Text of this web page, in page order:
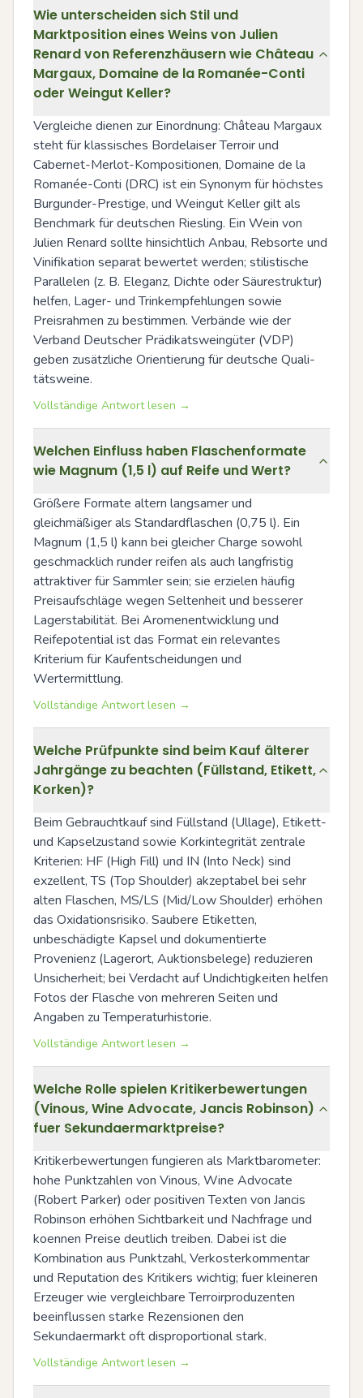
Wie unterscheiden sich Stil und
Marktposition eines Weins von Julien
Renard von Referenzhäusern wie Château
Margaux, Domaine de la Romanée-Conti
oder Weingut Keller?
Vergleiche dienen zur Einordnung: Château Margaux
steht für klassisches Bordelaiser Terroir und
Cabernet-Merlot-Kompositionen, Domaine de la
Romanée-Conti (DRC) ist ein Synonym für höchstes
Burgunder-Prestige, und Weingut Keller gilt als
Benchmark für deutschen Riesling. Ein Wein von
Julien Renard sollte hinsichtlich Anbau, Rebsorte und
Vinifikation separat bewertet werden; stilistische
Parallelen (z. B. Eleganz, Dichte oder Säurestruktur)
helfen, Lager- und Trinkempfehlungen sowie
Preisrahmen zu bestimmen. Verbände wie der
Verband Deutscher Prädikatsweingüter (VDP)
geben zusätzliche Orientierung für deutsche Quali­
tätsweine.
Vollständige Antwort lesen →
Welchen Einfluss haben Flaschenformate
wie Magnum (1,5 l) auf Reife und Wert?
Größere Formate altern langsamer und
gleichmäßiger als Standardflaschen (0,75 l). Ein
Magnum (1,5 l) kann bei gleicher Charge sowohl
geschmacklich runder reifen als auch langfristig
attraktiver für Sammler sein; sie erzielen häufig
Preisaufschläge wegen Seltenheit und besserer
Lagerstabilität. Bei Aromenentwicklung und
Reifepotential ist das Format ein relevantes
Kriterium für Kaufentscheidungen und
Wertermittlung.
Vollständige Antwort lesen →
Welche Prüfpunkte sind beim Kauf älterer
Jahrgänge zu beachten (Füllstand, Etikett,
Korken)?
Beim Gebrauchtkauf sind Füllstand (Ullage), Etikett-
und Kapselzustand sowie Korkintegrität zentrale
Kriterien: HF (High Fill) und IN (Into Neck) sind
exzellent, TS (Top Shoulder) akzeptabel bei sehr
alten Flaschen, MS/LS (Mid/Low Shoulder) erhöhen
das Oxidationsrisiko. Saubere Etiketten,
unbeschädigte Kapsel und dokumentierte
Provenienz (Lagerort, Auktionsbelege) reduzieren
Unsicherheit; bei Verdacht auf Undichtigkeiten helfen
Fotos der Flasche von mehreren Seiten und
Angaben zu Temperaturhistorie.
Vollständige Antwort lesen →
Welche Rolle spielen Kritikerbewertungen
(Vinous, Wine Advocate, Jancis Robinson)
fuer Sekundaermarktpreise?
Kritikerbewertungen fungieren als Marktbarometer:
hohe Punktzahlen von Vinous, Wine Advocate
(Robert Parker) oder positiven Texten von Jancis
Robinson erhöhen Sichtbarkeit und Nachfrage und
koennen Preise deutlich treiben. Dabei ist die
Kombination aus Punktzahl, Verkosterkommentar
und Reputation des Kritikers wichtig; fuer kleineren
Erzeuger wie vergleichbare Terroirproduzenten
beeinflussen starke Rezensionen den
Sekundaermarkt oft disproportional stark.
Vollständige Antwort lesen →